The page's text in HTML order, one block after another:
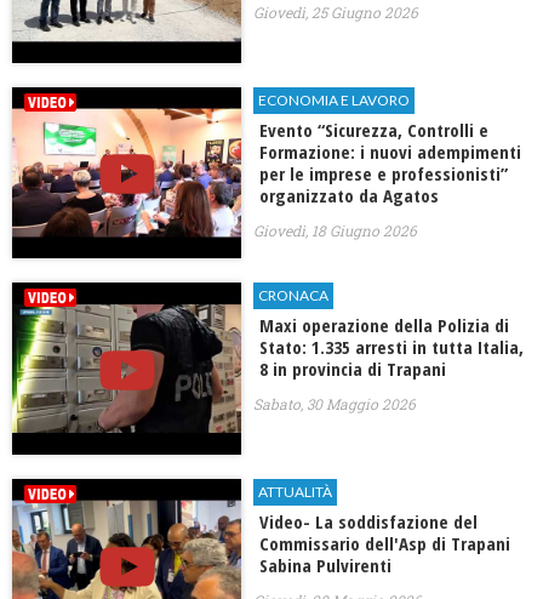
Giovedì, 25 Giugno 2026
ECONOMIA E LAVORO
Evento “Sicurezza, Controlli e
Formazione: i nuovi adempimenti
per le imprese e professionisti”
organizzato da Agatos
Giovedì, 18 Giugno 2026
CRONACA
Maxi operazione della Polizia di
Stato: 1.335 arresti in tutta Italia,
8 in provincia di Trapani
Sabato, 30 Maggio 2026
ATTUALITÀ
Video- La soddisfazione del
Commissario dell'Asp di Trapani
Sabina Pulvirenti